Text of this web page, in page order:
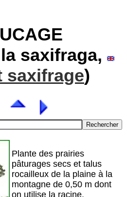
saxifraga,
saxifrage)
Plante des prairies
pâturages secs et talus
rocailleux de la plaine à la
montagne de 0,50 m dont
on utilise la racine.